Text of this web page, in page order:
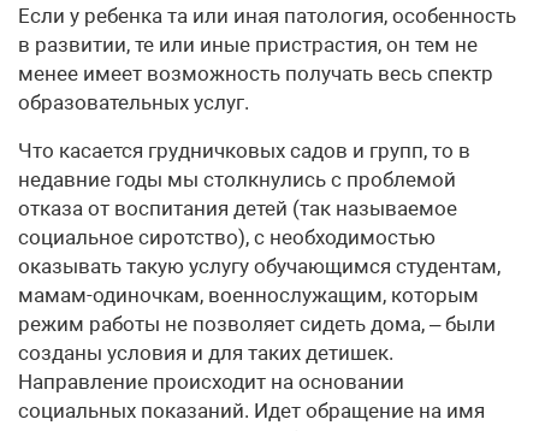
Если у ребенка та или иная патология, особенность
в развитии, те или иные пристрастия, он тем не
менее имеет возможность получать весь спектр
образовательных услуг.
Что касается грудничковых садов и групп, то в
недавние годы мы столкнулись с проблемой
отказа от воспитания детей (так называемое
социальное сиротство), с необходимостью
оказывать такую услугу обучающимся студентам,
мамам-одиночкам, военнослужащим, которым
режим работы не позволяет сидеть дома, – были
созданы условия и для таких детишек.
Направление происходит на основании
социальных показаний. Идет обращение на имя